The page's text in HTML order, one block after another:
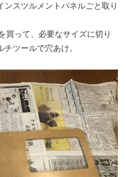
ンスツルメントパネルごと取り
買って、必要なサイズに切り
ツールで穴あけ。